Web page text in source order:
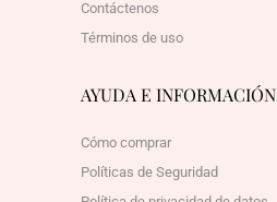
Contáctenos
Términos de uso
AYUDA E INFORMACIÓN
Cómo comprar
Políticas de Seguridad